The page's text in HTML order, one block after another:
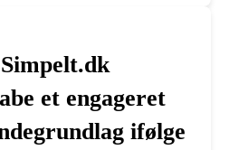
et engageret
ifølge